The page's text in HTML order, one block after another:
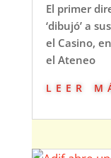
El primer
‘dibujó’ a
el Casino,
el Ateneo
leer